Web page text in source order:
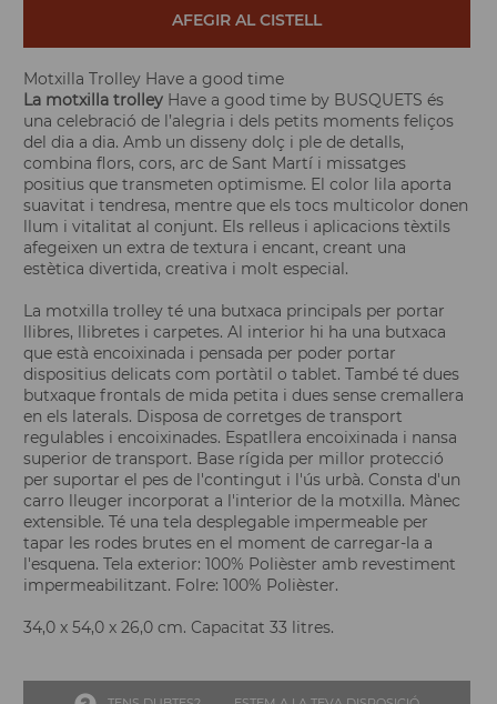
AFEGIR AL CISTELL
Motxilla Trolley Have a good time
La motxilla trolley Have a good time by BUSQUETS és
una celebració de l’alegria i dels petits moments feliços
del dia a dia. Amb un disseny dolç i ple de detalls,
combina flors, cors, arc de Sant Martí i missatges
positius que transmeten optimisme. El color lila aporta
suavitat i tendresa, mentre que els tocs multicolor donen
llum i vitalitat al conjunt. Els relleus i aplicacions tèxtils
afegeixen un extra de textura i encant, creant una
estètica divertida, creativa i molt especial.
La motxilla trolley té una butxaca principals per portar
llibres, llibretes i carpetes. Al interior hi ha una butxaca
que està encoixinada i pensada per poder portar
dispositius delicats com portàtil o tablet. També té dues
butxaque frontals de mida petita i dues sense cremallera
en els laterals. Disposa de corretges de transport
regulables i encoixinades. Espatllera encoixinada i nansa
superior de transport. Base rígida per millor protecció
per suportar el pes de l'contingut i l'ús urbà. Consta d'un
carro lleuger incorporat a l'interior de la motxilla. Mànec
extensible. Té una tela desplegable impermeable per
tapar les rodes brutes en el moment de carregar-la a
l'esquena. Tela exterior: 100% Polièster amb revestiment
impermeabilitzant. Folre: 100% Polièster.
34,0 x 54,0 x 26,0 cm. Capacitat 33 litres.